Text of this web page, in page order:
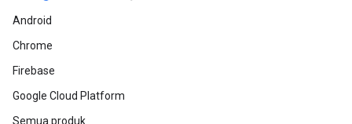
Android
Chrome
Firebase
Google Cloud Platform
Semua produk